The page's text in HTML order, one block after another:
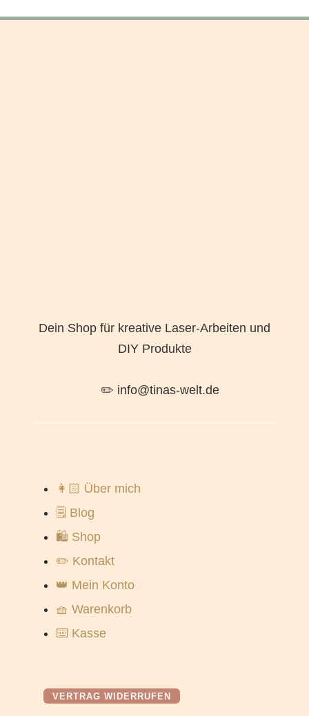
Dein Shop für kreative Laser-Arbeiten und
DIY Produkte
✏️ info@tinas-welt.de
👩🏻 Über mich
🗒️ Blog
🛍️ Shop
✏️ Kontakt
👑 Mein Konto
🧺 Warenkorb
⌨️ Kasse
VERTRAG WIDERRUFEN